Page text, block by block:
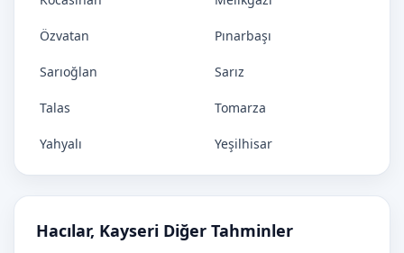
Özvatan Pınarbaşı
Sarıoğlan Sarız
Talas Tomarza
Yahyalı Yeşilhisar
Hacılar, Kayseri Diğer Tahminler